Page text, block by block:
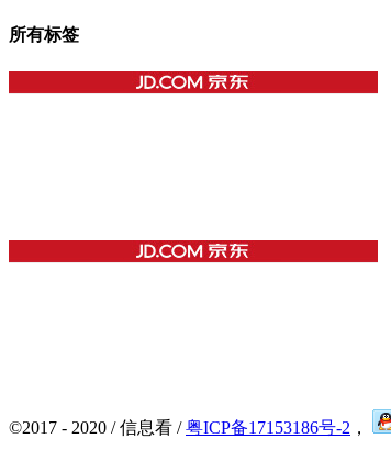
所有标签
©2017 - 2020 / 信息看 /粤ICP备17153186号-2 ，